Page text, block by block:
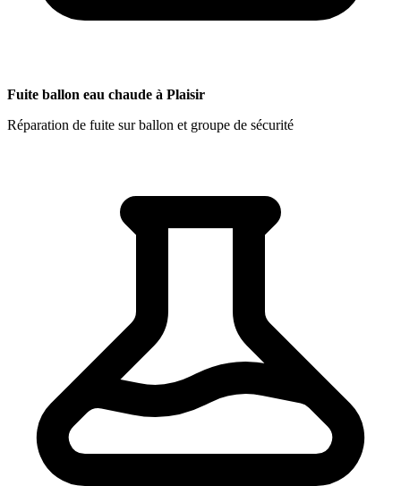
Fuite ballon eau chaude à Plaisir
Réparation de fuite sur ballon et groupe de sécurité